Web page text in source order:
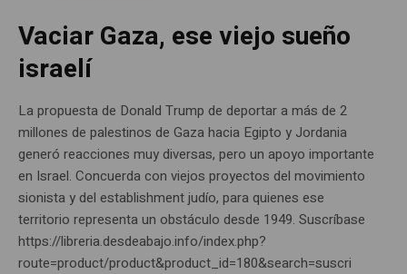
Vaciar Gaza, ese viejo sueño
israelí
La propuesta de Donald Trump de deportar a más de 2
millones de palestinos de Gaza hacia Egipto y Jordania
generó reacciones muy diversas, pero un apoyo importante
en Israel. Concuerda con viejos proyectos del movimiento
sionista y del establishment judío, para quienes ese
territorio representa un obstáculo desde 1949. Suscríbase
https://libreria.desdeabajo.info/index.php?
route=product/product&product_id=180&search=suscri